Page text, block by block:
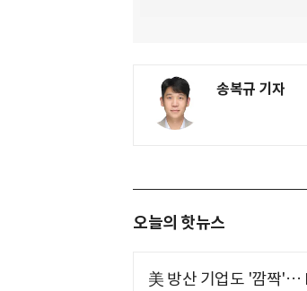
송복규 기자
오늘의 핫뉴스
美 방산 기업도 '깜짝'…